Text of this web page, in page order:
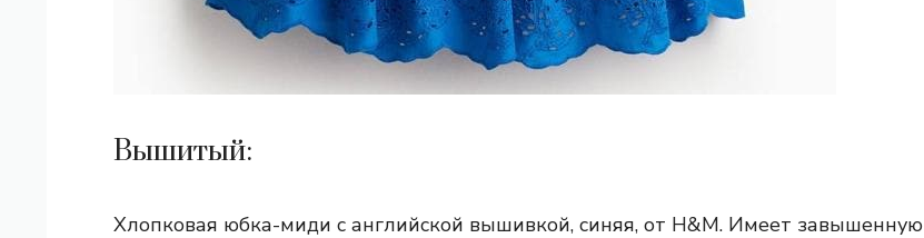
Вышитый:
Хлопковая юбка-миди с английской вышивкой, синяя, от H&M. Имеет завышенную